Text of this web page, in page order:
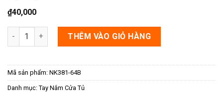
₫40,000
Tay nắm tủ hiện đại màu bạc NK381-64B số lượng
THÊM VÀO GIỎ HÀNG
Mã sản phẩm: NK381-64B
Danh mục: Tay Nắm Cửa Tủ